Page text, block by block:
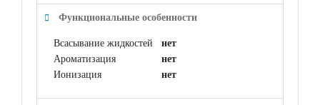
Функциональные особенности
Всасывание жидкостей
нет
Ароматизация
нет
Ионизация
нет